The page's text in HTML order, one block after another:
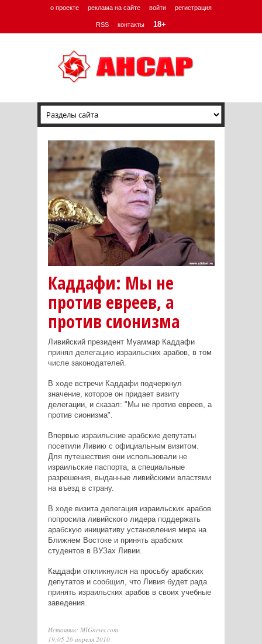
о проекте реклама на сайте войти регистрация
RSS контакты 18+
Каддафи: Мы не
против евреев, а
против сионизма
Ливийский президент Муаммар Каддафи
принял делегацию израильских арабов, в том
числе законодателей.
В ходе встречи Каддафи подчеркнул
значение, которое он придает визиту
делегации, и сказал: "Мы не против евреев, а
против сионизма".
Впервые израильские арабские депутаты
посетили Ливию с официальным визитом.
Для путешествия они использовали не
израильские паспорта, а специальные
разрешения, выданные ливийскими властями
на въезд в страну.
В ходе визита делегация израильских арабов
попросила ливийского лидера поддержать
арабскую инициативу установления мира на
Ближнем Востоке и принять арабских
студентов в ВУЗах Ливии.
Каддафи откликнулся на просьбу арабских
депутатов и сообщил, что Ливия будет рада
принять израильских арабов в своих учебные
заведения.
Источник: MIGnews.com
19:05 26 апреля 2010